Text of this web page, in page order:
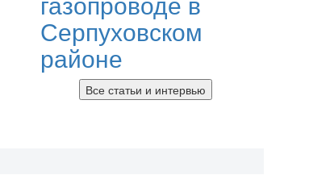
Серпуховском
районе
Все статьи и интервью